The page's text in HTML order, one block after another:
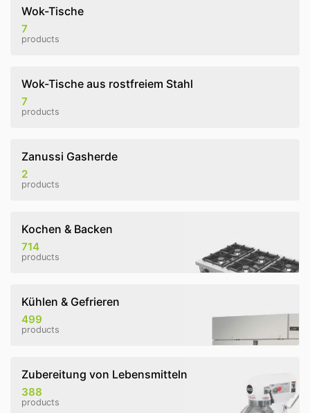
Wok-Tische
7
products
Wok-Tische aus rostfreiem Stahl
7
products
Zanussi Gasherde
2
products
Kochen & Backen
714
products
Kühlen & Gefrieren
499
products
Zubereitung von Lebensmitteln
388
products